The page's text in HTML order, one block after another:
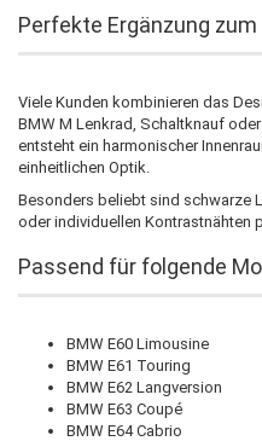
Perfekte Ergänzung
Viele Kunden kombinieren das
BMW M Lenkrad, Schaltknauf
entsteht ein harmonischer
einheitlichen Optik.
Besonders beliebt sind schwarze
oder individuellen Kontrastnähten
Passend für folgende
BMW E60 Limousine
BMW E61 Touring
BMW E62 Langversion
BMW E63 Coupé
BMW E64 Cabrio